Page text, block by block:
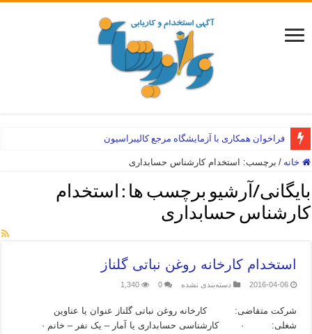
فراخوان همکاری با آزمایشگاه مرجع کالیبراسیون
خانه / برچسب: استخدام کارشناس حسابداری
بایگانی/آرشیو برچسب ها : استخدام
کارشناس حسابداری
استخدام کارخانه روغن نباتی گلناز
2016-04-06 دسته‌بندی نشده 0
1,340
شرکت متقاضی: کارخانه روغن نباتی گلناز عنوان یا عناوین
شغلی: · کارشناسی حسابداری یا آمار – یک نفر – خانم ·